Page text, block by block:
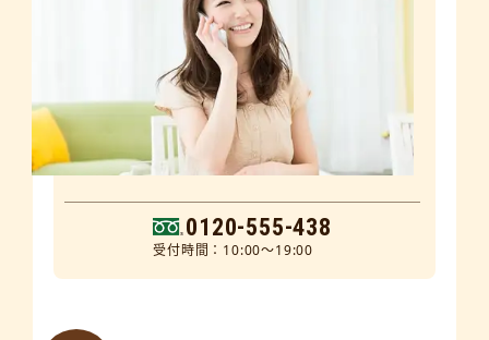
0120-555-438
受付時間：10:00～19:00